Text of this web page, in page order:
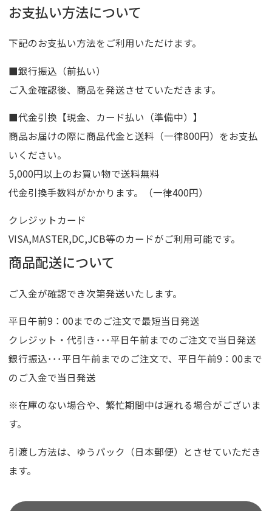
お支払い方法について
下記のお支払い方法をご利用いただけます。
■銀行振込（前払い）
ご入金確認後、商品を発送させていただきます。
■代金引換【現金、カード払い（準備中）】
商品お届けの際に商品代金と送料（一律800円）をお支払
いください。
5,000円以上のお買い物で送料無料
代金引換手数料がかかります。（一律400円）
クレジットカード
VISA,MASTER,DC,JCB等のカードがご利用可能です。
商品配送について
ご入金が確認でき次第発送いたします。
平日午前9：00までのご注文で最短当日発送
クレジット・代引き･･･平日午前までのご注文で当日発送
銀行振込･･･平日午前までのご注文で、平日午前9：00まで
のご入金で当日発送
※在庫のない場合や、繁忙期間中は遅れる場合がございま
す。
引渡し方法は、ゆうパック（日本郵便）とさせていただき
ます。